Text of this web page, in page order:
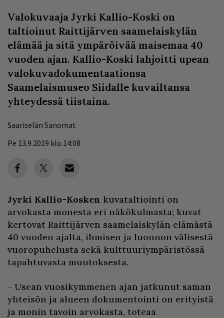
Valokuvaaja Jyrki Kallio-Koski on
taltioinut Raittijärven saamelaiskylän
elämää ja sitä ympäröivää maisemaa 40
vuoden ajan. Kallio-Koski lahjoitti upean
valokuvadokumentaationsa
Saamelaismuseo Siidalle kuvailtansa
yhteydessä tiistaina.
Saariselän Sanomat
Pe 13.9.2019 klo 14:08
Jyrki Kallio-Kosken kuvataltiointi on
arvokasta monesta eri näkökulmasta; kuvat
kertovat Raittijärven saamelaiskylän elämästä
40 vuoden ajalta, ihmisen ja luonnon välisestä
vuoropuhelusta sekä kulttuuriympäristössä
tapahtuvasta muutoksesta.
– Usean vuosikymmenen ajan jatkunut saman
yhteisön ja alueen dokumentointi on erityistä
ja monin tavoin arvokasta, toteaa